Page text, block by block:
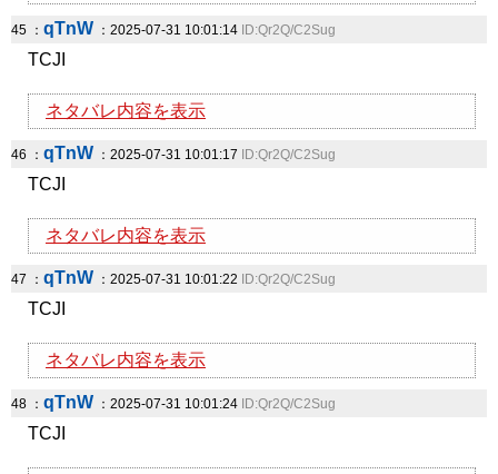
45 ： qTnW ：2025-07-31 10:01:14 ID:Qr2Q/C2Sug
TCJI
ネタバレ内容を表示
46 ： qTnW ：2025-07-31 10:01:17 ID:Qr2Q/C2Sug
TCJI
ネタバレ内容を表示
47 ： qTnW ：2025-07-31 10:01:22 ID:Qr2Q/C2Sug
TCJI
ネタバレ内容を表示
48 ： qTnW ：2025-07-31 10:01:24 ID:Qr2Q/C2Sug
TCJI